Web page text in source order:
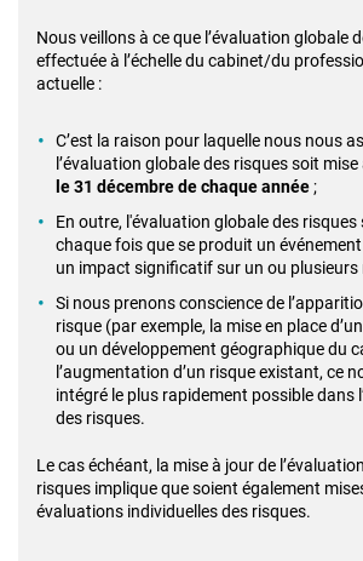
Nous veillons à ce que l’évaluation globale
effectuée à l’échelle du cabinet/du
actuelle :
C’est la raison pour laquelle nous nous
l’évaluation globale des risques soit mise
le 31 décembre de chaque année;
En outre, l'évaluation globale des risques
chaque fois que se produit un
un impact significatif sur un ou plusieurs
Si nous prenons conscience de
risque (par exemple, la mise en place
ou un développement géographique du
l’augmentation d’un risque existant, ce
intégré le plus rapidement possible dans
des risques.
Le cas échéant, la mise à jour de
risques implique que soient également
évaluations individuelles des risques.